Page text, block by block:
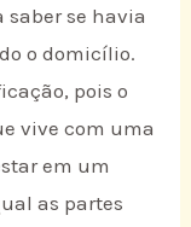
se havia
o domicílio.
pois o
vive com uma
em um
as partes